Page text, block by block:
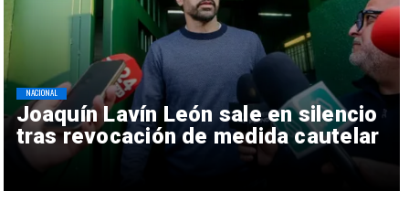
Joaquín Lavín León sale en silencio
tras revocación de medida cautelar
NACIONAL